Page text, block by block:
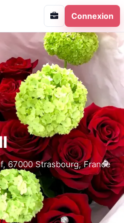
Connexion
67000 Strasbourg, France